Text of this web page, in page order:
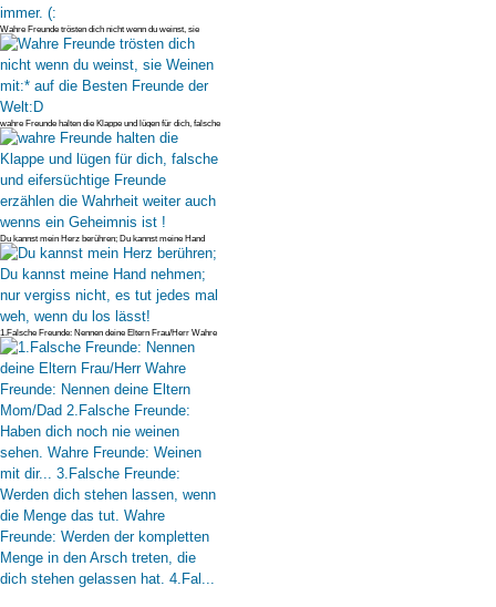
Wahre Freunde trösten dich nicht wenn du weinst, sie
Weinen mit:* auf di
wahre Freunde halten die Klappe und lügen für dich, falsche
und eifersüc
Du kannst mein Herz berühren; Du kannst meine Hand
nehmen; nur vergiss n
1.Falsche Freunde: Nennen deine Eltern Frau/Herr Wahre
Freunde: Nennen d